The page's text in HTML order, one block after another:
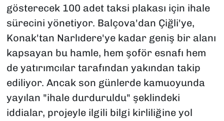
gösterecek 100 adet taksi plakası için ihale
sürecini yönetiyor. Balçova'dan Çiğli'ye,
Konak'tan Narlıdere'ye kadar geniş bir alanı
kapsayan bu hamle, hem şoför esnafı hem
de yatırımcılar tarafından yakından takip
ediliyor. Ancak son günlerde kamuoyunda
yayılan "ihale durduruldu" şeklindeki
iddialar, projeyle ilgili bilgi kirliliğine yol